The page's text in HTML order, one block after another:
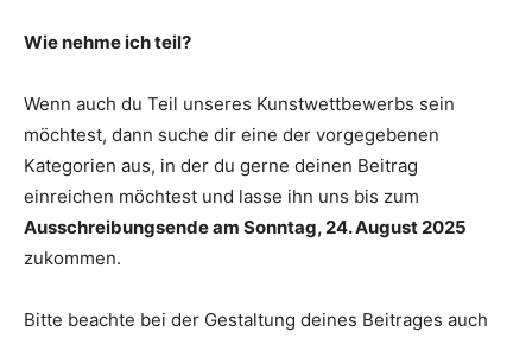
Wie nehme ich teil?
Wenn auch du Teil unseres Kunstwettbewerbs sein
möchtest, dann suche dir eine der vorgegebenen
Kategorien aus, in der du gerne deinen Beitrag
einreichen möchtest und lasse ihn uns bis zum
Ausschreibungsende am Sonntag, 24. August 2025
zukommen.
Bitte beachte bei der Gestaltung deines Beitrages auch